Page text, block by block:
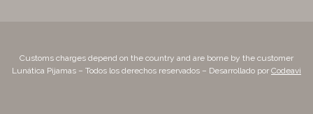
Customs charges depend on the country and are borne by the customer
Lunática Pijamas – Todos los derechos reservados – Desarrollado por Codeavi